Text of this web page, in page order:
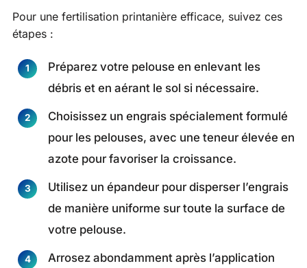
Pour une fertilisation printanière efficace, suivez ces
étapes :
Préparez votre pelouse en enlevant les
débris et en aérant le sol si nécessaire.
Choisissez un engrais spécialement formulé
pour les pelouses, avec une teneur élevée en
azote pour favoriser la croissance.
Utilisez un épandeur pour disperser l’engrais
de manière uniforme sur toute la surface de
votre pelouse.
Arrosez abondamment après l’application